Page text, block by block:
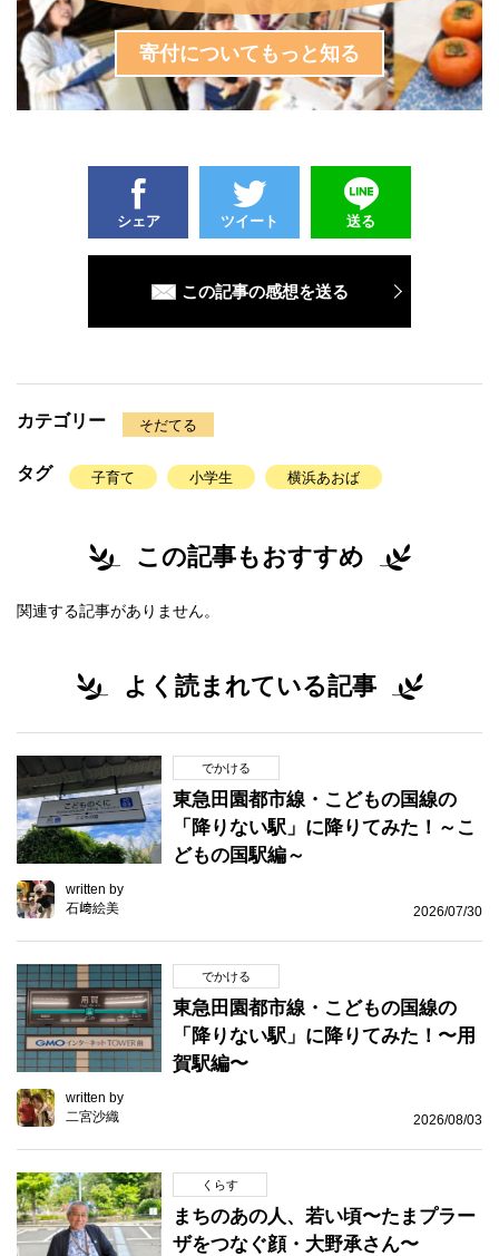
寄付についてもっと知る
シェア ツイート 送る
この記事の感想を送る
カテゴリー そだてる
タグ 子育て 小学生 横浜あおば
この記事もおすすめ
関連する記事がありません。
よく読まれている記事
でかける
東急田園都市線・こどもの国線の
「降りない駅」に降りてみた！～こ
どもの国駅編～
written by
石﨑絵美
2026/07/30
でかける
東急田園都市線・こどもの国線の
「降りない駅」に降りてみた！〜用
賀駅編〜
written by
二宮沙織
2026/08/03
くらす
まちのあの人、若い頃〜たまプラー
ザをつなぐ顔・大野承さん〜